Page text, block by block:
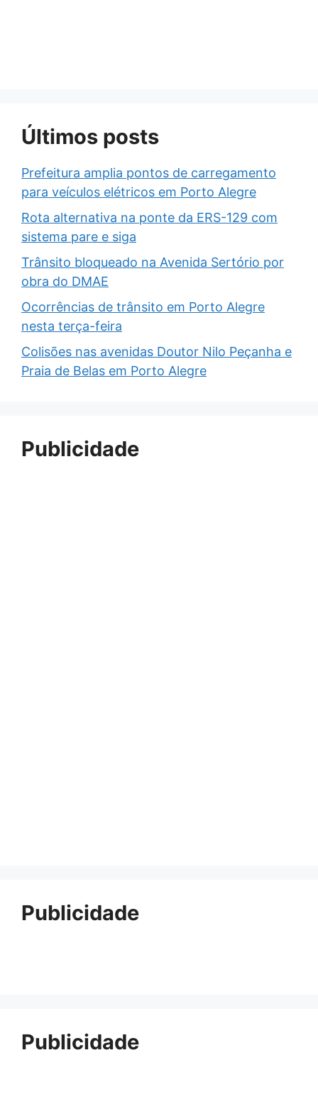
Últimos posts
Prefeitura amplia pontos de carregamento
para veículos elétricos em Porto Alegre
Rota alternativa na ponte da ERS-129 com
sistema pare e siga
Trânsito bloqueado na Avenida Sertório por
obra do DMAE
Ocorrências de trânsito em Porto Alegre
nesta terça-feira
Colisões nas avenidas Doutor Nilo Peçanha e
Praia de Belas em Porto Alegre
Publicidade
Publicidade
Publicidade